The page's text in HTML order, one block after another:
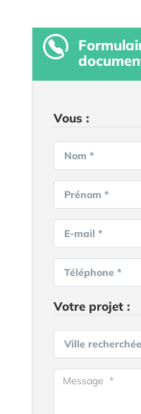
Vous :
Nom *
Prénom *
E-mail *
Téléphone *
Votre projet :